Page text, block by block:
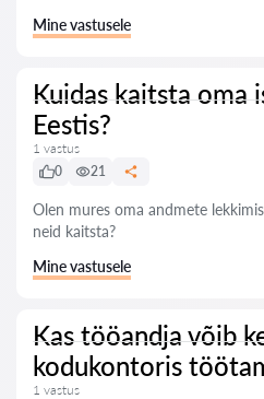
Mine vastusele
Kuidas kaitsta oma
Eestis?
1 vastus
0
21
Olen mures oma andmete
neid kaitsta?
Mine vastusele
Kas tööandja võib
kodukontoris
1 vastus